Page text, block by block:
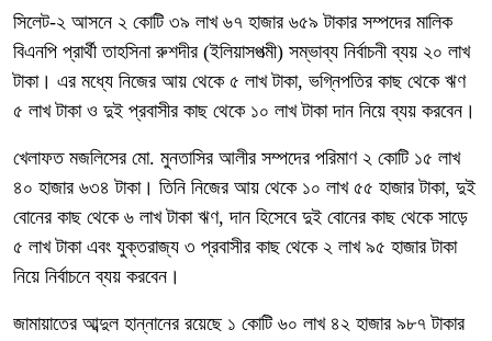
সিলেট-২ আসনে ২ কোটি ৩৯ লাখ ৬৭ হাজার ৬৫৯ টাকার সম্পদের মালিক
বিএনপি প্রার্থী তাহসিনা রুশদীর (ইলিয়াসপত্মী) সম্ভাব্য নির্বাচনী ব্যয় ২০ লাখ
টাকা। এর মধ্যে নিজের আয় থেকে ৫ লাখ টাকা, ভগ্নিপতির কাছ থেকে ঋণ
৫ লাখ টাকা ও দুই প্রবাসীর কাছ থেকে ১০ লাখ টাকা দান নিয়ে ব্যয় করবেন।
খেলাফত মজলিসের মো. মুনতাসির আলীর সম্পদের পরিমাণ ২ কোটি ১৫ লাখ
৪০ হাজার ৬৩৪ টাকা। তিনি নিজের আয় থেকে ১০ লাখ ৫৫ হাজার টাকা, দুই
বোনের কাছ থেকে ৬ লাখ টাকা ঋণ, দান হিসেবে দুই বোনের কাছ থেকে সাড়ে
৫ লাখ টাকা এবং যুক্তরাজ্য ৩ প্রবাসীর কাছ থেকে ২ লাখ ৯৫ হাজার টাকা
নিয়ে নির্বাচনে ব্যয় করবেন।
জামায়াতের আব্দুল হান্নানের রয়েছে ১ কোটি ৬০ লাখ ৪২ হাজার ৯৮৭ টাকার